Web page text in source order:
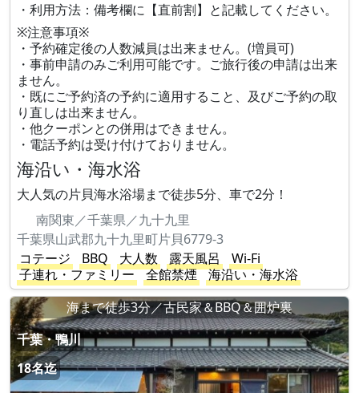
・利用方法：備考欄に【直前割】と記載してください。
※注意事項※
・予約確定後の人数減員は出来ません。(増員可)
・事前申請のみご利用可能です。ご旅行後の申請は出来
ません。
・既にご予約済の予約に適用すること、及びご予約の取
り直しは出来ません。
・他クーポンとの併用はできません。
・電話予約は受け付けておりません。
海沿い・海水浴
大人気の片貝海水浴場まで徒歩5分、車で2分！
南関東／千葉県／九十九里
千葉県山武郡九十九里町片貝6779-3
コテージ
BBQ 大人数 露天風呂
Wi-Fi
子連れ・ファミリー
全館禁煙
海沿い・海水浴
海まで徒歩3分／古民家＆BBQ＆囲炉裏
千葉・鴨川
18名迄